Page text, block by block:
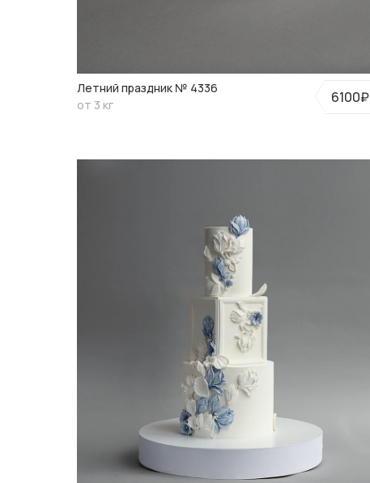
Летний праздник № 4336
от 3 кг
6100₽